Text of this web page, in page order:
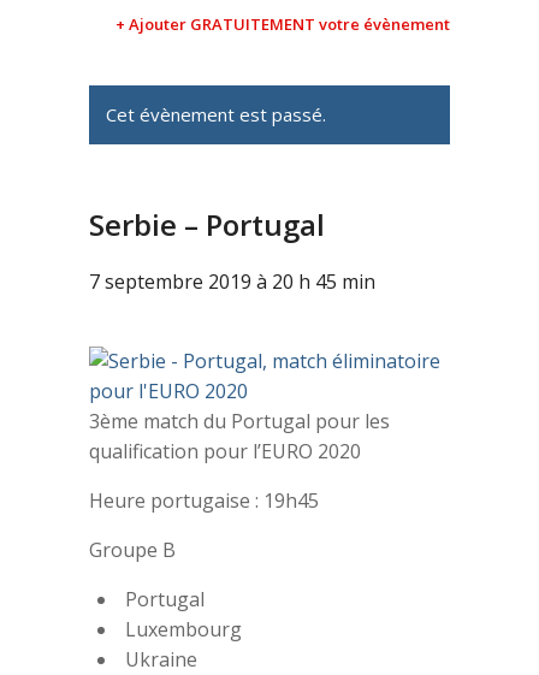
+ Ajouter GRATUITEMENT votre évènement
Cet évènement est passé.
Serbie – Portugal
7 septembre 2019 à 20 h 45 min
3ème match du Portugal pour les
qualification pour l’EURO 2020
Heure portugaise : 19h45
Groupe B
Portugal
Luxembourg
Ukraine